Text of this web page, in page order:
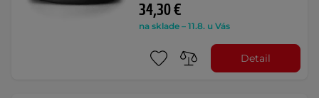
34,30 €
na sklade – 11.8. u Vás
Detail